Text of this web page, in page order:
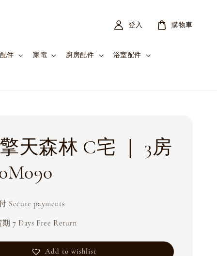
件 家電 廚房配件 浴室配件
登入 購物車
天森林 C宅 ｜ 3房
Secure payments
7 Days Free Return
Add to wishlist